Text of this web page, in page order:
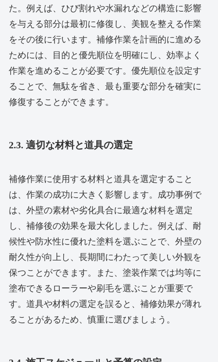
た。例えば、ひび割れや水漏れなどの構造に影響
を与える部分は最初に修復し、美観を整える作業
をその後に行います。補修作業を計画的に進める
ためには、目的と優先順位を明確にし、効率よく
作業を進めることが必要です。優先順位を設定す
ることで、無駄を省き、最も重要な部分を確実に
修復することができます。
2.3. 適切な材料と道具の選定
補修作業に使用する材料と道具を選定すること
は、作業の成功に大きく影響します。成功事例で
は、外壁の素材や劣化具合に最適な材料を選定
し、補修後の効果を最大化しました。例えば、耐
候性や防水性に優れた塗料を選ぶことで、外壁の
耐久性が向上し、長期間にわたって美しい外観を
保つことができます。また、塗装作業では均等に
塗布できるローラーや刷毛を選ぶことが重要で
す。道具や材料の選定を誤ると、補修効果が薄れ
ることがあるため、慎重に選びましょう。